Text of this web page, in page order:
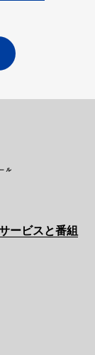
ービスと番組